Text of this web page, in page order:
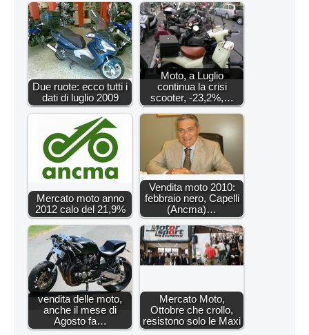
Due ruote: ecco tutti i
dati di luglio 2009
Moto, a Luglio
continua la crisi
scooter, -23,2%,…
Mercato moto anno
2012 calo del 21,9%
Vendita moto 2010:
febbraio nero, Capelli
(Ancma)…
vendita delle moto,
anche il mese di
Agosto fa…
Mercato Moto,
Ottobre che crollo,
resistono solo le Maxi